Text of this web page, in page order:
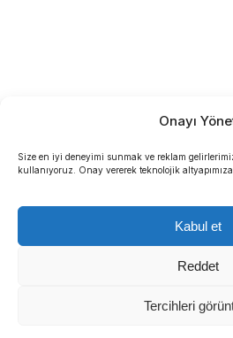
Onayı
Size en iyi deneyimi sunmak ve reklam
kullanıyoruz. Onay vererek teknolojik
Kabul et
Reddet
Tercihleri